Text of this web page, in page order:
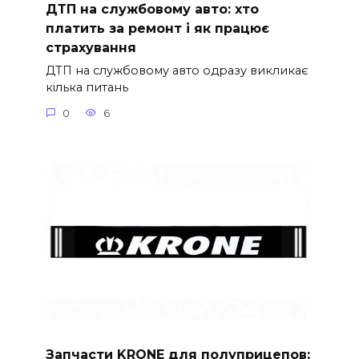
ДТП на службовому авто: хто
платить за ремонт і як працює
страхування
ДТП на службовому авто одразу викликає
кілька питань
0 6
Запчасти KRONE для полуприцепов: